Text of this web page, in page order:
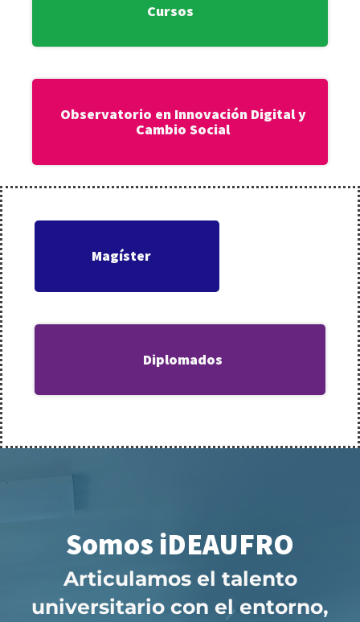
Cursos
Observatorio en Innovación Digital y
Cambio Social
Magíster
Diplomados
Somos iDEAUFRO
Articulamos el talento
universitario con el entorno,